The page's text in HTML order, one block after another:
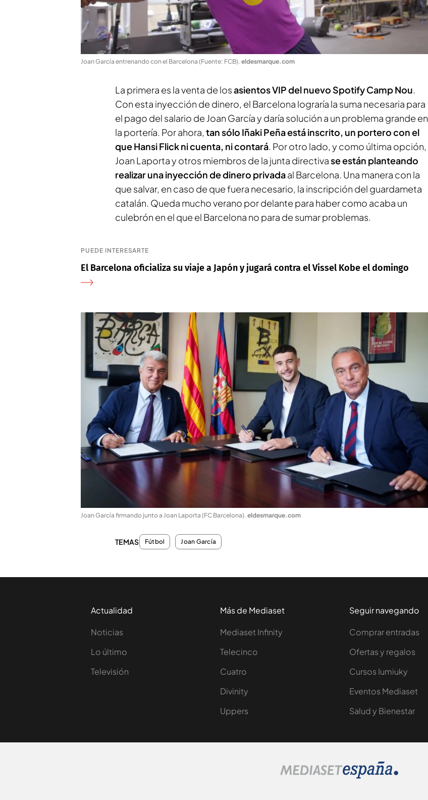
Joan García entrenando con el Barcelona (Fuente: FCB). eldesmarque.com
La primera es la venta de losasientos VIP del nuevo Spotify Camp Nou.
Con esta inyección de dinero, el Barcelona lograría la suma necesaria para
el pago del salario de Joan García y daría solución a un problema grande en
la portería. Por ahora, tan sólo Iñaki Peña está inscrito, un portero con el
que Hansi Flick ni cuenta, ni contará. Por otro lado, y como última opción,
Joan Laporta y otros miembros de la junta directivase están planteando
realizar una inyección de dinero privadaal Barcelona. Una manera con la
que salvar, en caso de que fuera necesario, la inscripción del guardameta
catalán. Queda mucho verano por delante para haber como acaba un
culebrón en el que el Barcelona no para de sumar problemas.
PUEDE INTERESARTE
El Barcelona oficializa su viaje a Japón y jugará contra el Vissel Kobe el domingo
Joan García firmando junto a Joan Laporta (FC Barcelona). eldesmarque.com
TEMAS Fútbol Joan García
Actualidad
Noticias
Lo último
Televisión
Más de Mediaset
Mediaset Infinity
Telecinco
Cuatro
Divinity
Uppers
Seguir navegando
Comprar entradas
Ofertas y regalos
Cursos Iumiuky
Eventos Mediaset
Salud y Bienestar